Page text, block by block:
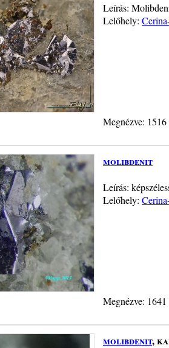
Leírás:
Lelőhely:
Megnézve:
molibdenit
Leírás:
Lelőhely:
Megnézve:
molibdenit,